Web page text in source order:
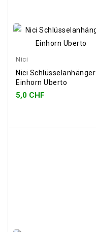
Nici
Nici Schlüsselanhänger
Einhorn Uberto
5,0 CHF